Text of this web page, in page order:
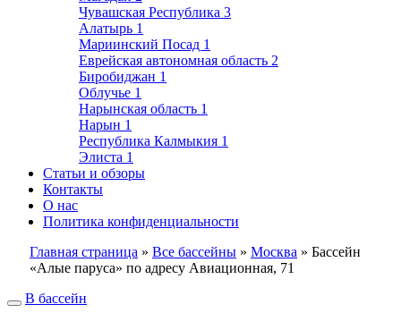
Чувашская Республика 3
Алатырь 1
Мариинский Посад 1
Еврейская автономная область 2
Биробиджан 1
Облучье 1
Нарынская область 1
Нарын 1
Республика Калмыкия 1
Элиста 1
Статьи и обзоры
Контакты
О нас
Политика конфиденциальности
Главная страница » Все бассейны » Москва » Бассейн
«Алые паруса» по адресу Авиационная, 71
В бассейн